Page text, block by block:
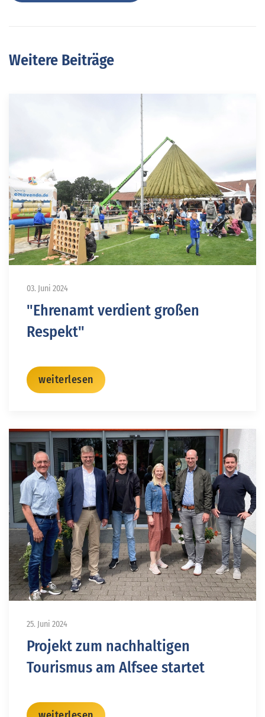
Weitere Beiträge
03. Juni 2024
"Ehrenamt verdient großen
Respekt"
weiterlesen
25. Juni 2024
Projekt zum nachhaltigen
Tourismus am Alfsee startet